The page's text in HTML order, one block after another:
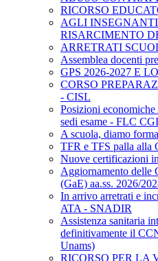
RICORSO
AGLI
RISARCIMENTO
ARRETRATI
Assemblea docenti
GPS 2026-2027 E
CORSO
- CISL
Posizioni
sedi esame - FLC
A scuola, diamo
TFR e TFS palla alla
Nuove certificazioni
Aggiornamento delle
(GaE) aa.ss. 2026/
In arrivo arretrati e
ATA - SNADIR
Assistenza sanitaria
definitivamente il
Unams)
RICORSO PER LA